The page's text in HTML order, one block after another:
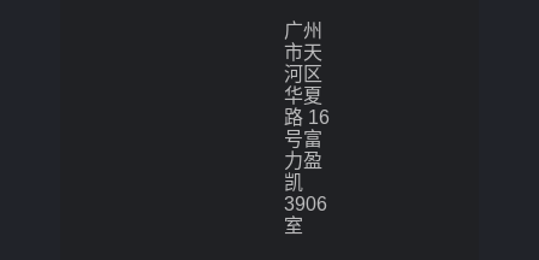
广州
市天
河区
华夏
路 16
号富
力盈
凯
3906
室